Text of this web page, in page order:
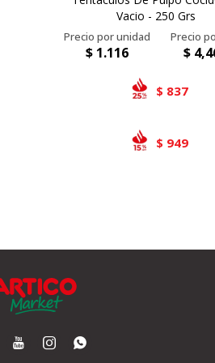
Vacio - 250 Grs
$ 1.116 $
$ 837
$ 949
  